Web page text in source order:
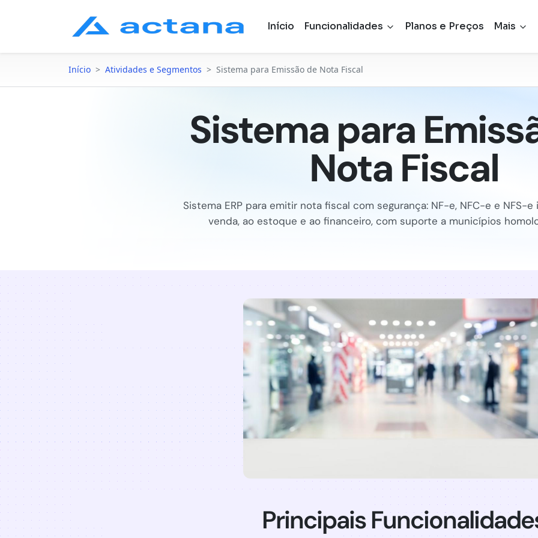
Início Funcionalidades Planos e Preços Mais
Início > Atividades e Segmentos > Sistema para Emissão de Nota Fiscal
Sistema para
Nota Fiscal
Sistema ERP para emitir nota fiscal com segurança: NF-e, NFC-e e NFS-e
venda, ao estoque e ao financeiro, com suporte a municípios
Principais